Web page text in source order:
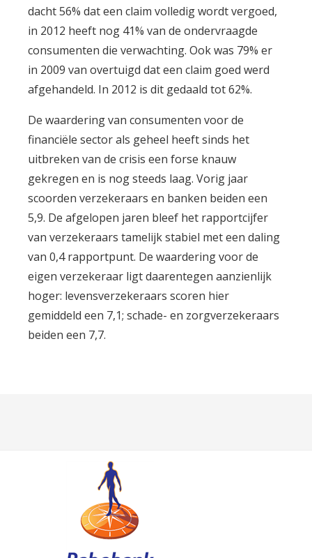
dacht 56% dat een claim volledig wordt vergoed,
in 2012 heeft nog 41% van de ondervraagde
consumenten die verwachting. Ook was 79% er
in 2009 van overtuigd dat een claim goed werd
afgehandeld. In 2012 is dit gedaald tot 62%.
De waardering van consumenten voor de
financiële sector als geheel heeft sinds het
uitbreken van de crisis een forse knauw
gekregen en is nog steeds laag. Vorig jaar
scoorden verzekeraars en banken beiden een
5,9. De afgelopen jaren bleef het rapportcijfer
van verzekeraars tamelijk stabiel met een daling
van 0,4 rapportpunt. De waardering voor de
eigen verzekeraar ligt daarentegen aanzienlijk
hoger: levensverzekeraars scoren hier
gemiddeld een 7,1; schade- en zorgverzekeraars
beiden een 7,7.